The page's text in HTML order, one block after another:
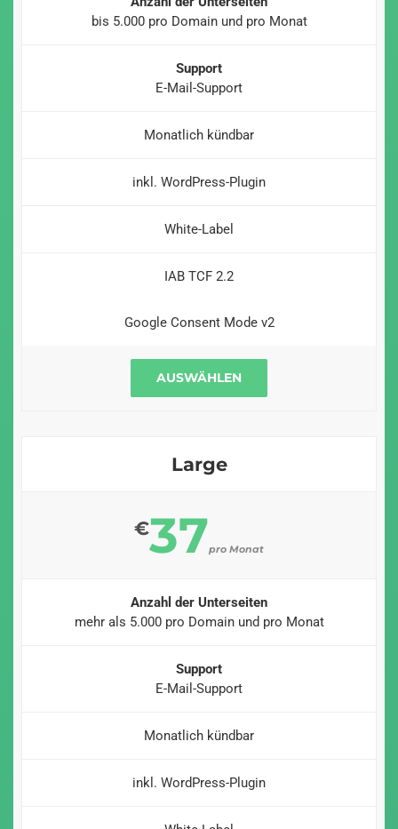
bis 5.000 pro Domain und pro Monat
Support
E-Mail-Support
Monatlich kündbar
inkl. WordPress-Plugin
White-Label
IAB TCF 2.2
Google Consent Mode v2
AUSWÄHLEN
Large
€37pro Monat
Anzahl der Unterseiten
mehr als 5.000 pro Domain und pro Monat
Support
E-Mail-Support
Monatlich kündbar
inkl. WordPress-Plugin